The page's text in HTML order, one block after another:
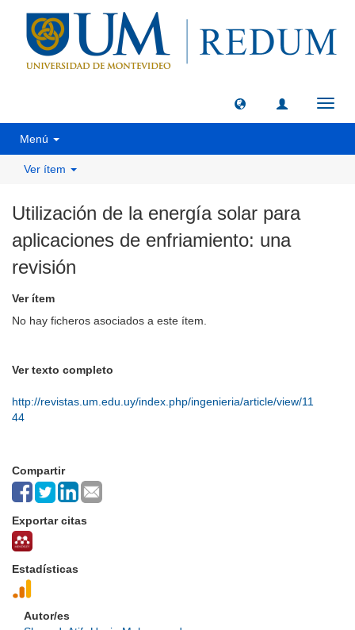
Menú
Ver ítem
Utilización de la energía solar para
aplicaciones de enfriamiento: una
revisión
Ver ítem
No hay ficheros asociados a este ítem.
Ver texto completo
http://revistas.um.edu.uy/index.php/ingenieria/article/view/11
44
Compartir
Exportar citas
Estadísticas
Autor/es